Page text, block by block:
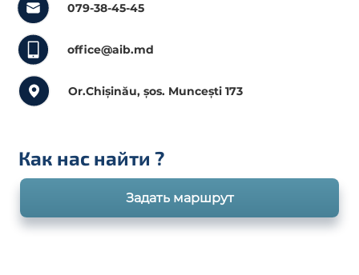
079-38-45-45
office@aib.md
Or.Chișinău, șos. Muncești 173
Как нас найти ?
Задать маршрут